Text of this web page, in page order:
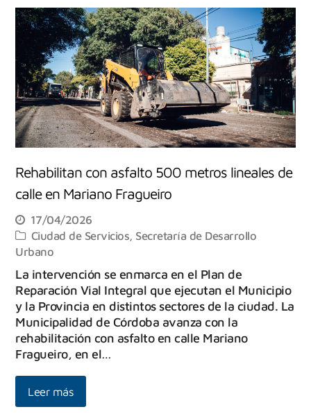
Rehabilitan con asfalto 500 metros lineales de
calle en Mariano Fragueiro
17/04/2026
Ciudad de Servicios Secretaría de Desarrollo
Urbano
La intervención se enmarca en el Plan de
Reparación Vial Integral que ejecutan el Municipio
y la Provincia en distintos sectores de la ciudad. La
Municipalidad de Córdoba avanza con la
rehabilitación con asfalto en calle Mariano
Fragueiro, en el…
Leer más